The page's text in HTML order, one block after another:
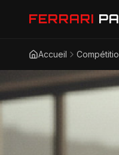
FERRARI
Accueil